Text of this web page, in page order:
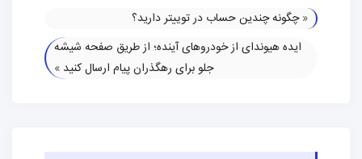
«چگونه چندین حساب در توییتر دارید؟
ایده هیوندای از خودروهای آینده؛ از طریق صفحه شیشه
جلو برای رهگذران پیام ارسال کنید »